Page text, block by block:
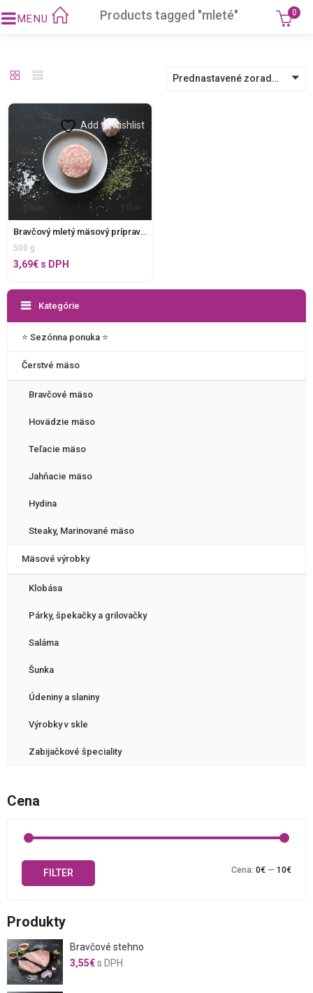
Products tagged "mleté" 0
Prednastavené zoradenie
Add to wishlist
Bravčový mletý mäsový prípravok
500 g
3,69€ s DPH
Kategórie
⭐️ Sezónna ponuka ⭐️
Čerstvé mäso
Bravčové mäso
Hovädzie mäso
Teľacie mäso
Jahňacie mäso
Hydina
Steaky, Marinované mäso
Mäsové výrobky
Klobása
Párky, špekačky a grilovačky
Saláma
Šunka
Údeniny a slaniny
Výrobky v skle
Zabijačkové špeciality
Cena
FILTER Cena: 0€ — 10€
Produkty
Bravčové stehno
3,55€s DPH